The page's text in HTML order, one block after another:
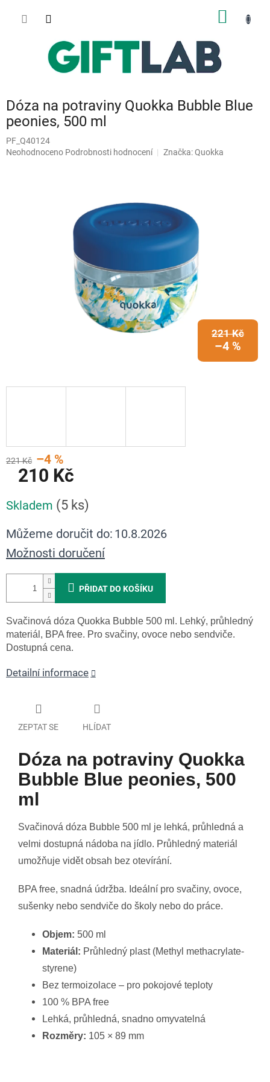
Dóza na potraviny Quokka Bubble Blue
peonies, 500 ml
PF_Q40124
Průměrné
Neohodnoceno Podrobnosti hodnocení Značka:Quokka
221 Kč
–4 %
221 Kč –4 %
210 Kč
cena:
Skladem (5 ks)
Můžeme doručit do: 10.8.2026
Možnosti doručení
PŘIDAT DO KOŠÍKU
Svačinová dóza Quokka Bubble 500 ml. Lehký, průhledný
materiál, BPA free. Pro svačiny, ovoce nebo sendviče.
Dostupná cena.
Detailní informace
ZEPTAT SE HLÍDAT
Dóza na potraviny Quokka
Bubble Blue peonies, 500
ml
Svačinová dóza Bubble 500 ml je lehká, průhledná a
velmi dostupná nádoba na jídlo. Průhledný materiál
umožňuje vidět obsah bez otevírání.
BPA free, snadná údržba. Ideální pro svačiny, ovoce,
sušenky nebo sendviče do školy nebo do práce.
Objem: 500 ml
Materiál: Průhledný plast (Methyl methacrylate-
styrene)
Bez termoizolace – pro pokojové teploty
100 % BPA free
Lehká, průhledná, snadno omyvatelná
Rozměry: 105 × 89 mm